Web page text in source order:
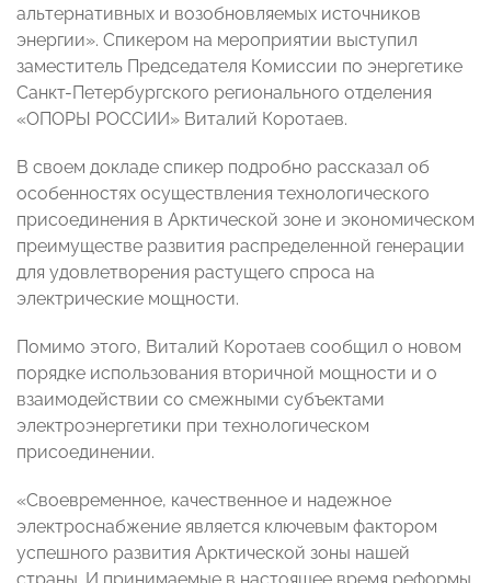
альтернативных и возобновляемых источников
энергии». Спикером на мероприятии выступил
заместитель Председателя Комиссии по энергетике
Санкт-Петербургского регионального отделения
«ОПОРЫ РОССИИ» Виталий Коротаев.
В своем докладе спикер подробно рассказал об
особенностях осуществления технологического
присоединения в Арктической зоне и экономическом
преимуществе развития распределенной генерации
для удовлетворения растущего спроса на
электрические мощности.
Помимо этого, Виталий Коротаев сообщил о новом
порядке использования вторичной мощности и о
взаимодействии со смежными субъектами
электроэнергетики при технологическом
присоединении.
«Своевременное, качественное и надежное
электроснабжение является ключевым фактором
успешного развития Арктической зоны нашей